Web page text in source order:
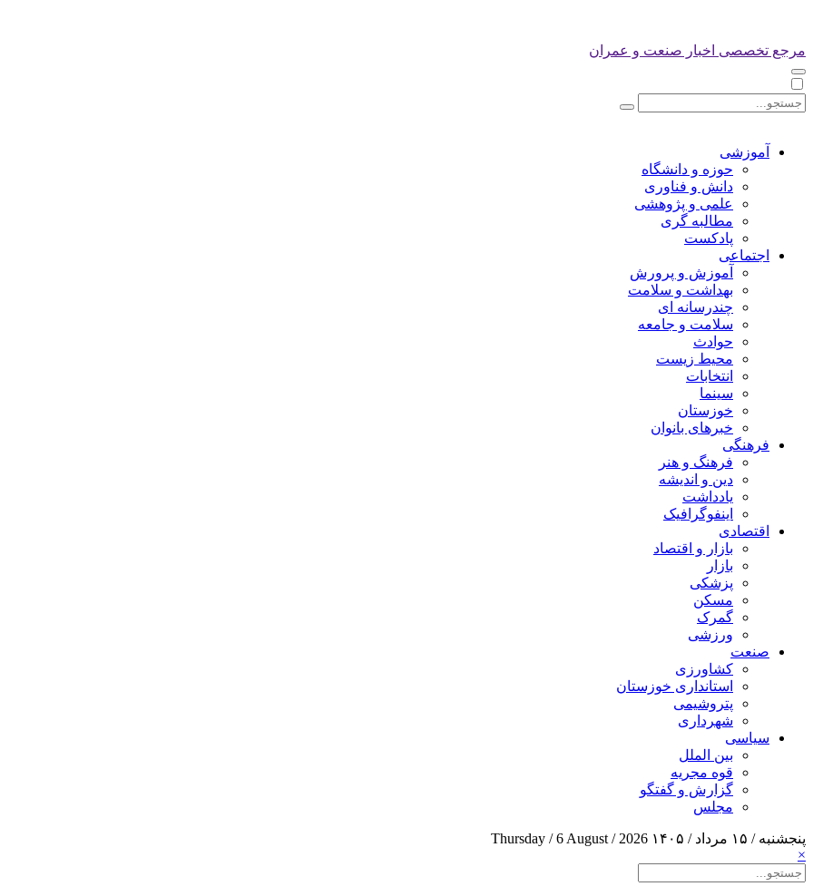
مرجع تخصصی اخبار صنعت و عمران
آموزشی
حوزه و دانشگاه
دانش و فناوری
علمی و پژوهشی
مطالبه گری
پادکست
اجتماعی
آموزش و پرورش
بهداشت و سلامت
چندرسانه ای
سلامت و جامعه
حوادث
محیط زیست
انتخابات
سینما
خوزستان
خبرهای بانوان
فرهنگی
فرهنگ و هنر
دین و اندیشه
یادداشت
اینفوگرافیک
اقتصادی
بازار و اقتصاد
بازار
پزشکی
مسکن
گمرک
ورزشی
صنعت
کشاورزی
استانداری خوزستان
پتروشیمی
شهرداری
سیاسی
بین الملل
قوه مجریه
گزارش و گفتگو
مجلس
پنجشنبه / ۱۵ مرداد / ۱۴۰۵
Thursday / 6 August / 2026
×